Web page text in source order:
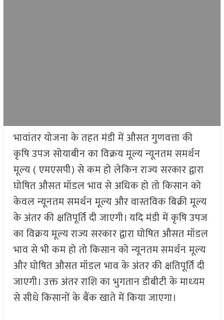
भावांतर योजना के तहत मंडी में औसत गुणवत्ता की
कृषि उपज सोयाबीन का विक्रय मूल्य न्यूनतम समर्थन
मूल्य ( एमएसपी) से कम हो लेकिन राज्य सरकार द्वारा
घोषित औसत मॉडल भाव से अधिक हो तो किसान को
केवल न्यूनतम समर्थन मूल्य और वास्तविक बिक्री मूल्य
के अंतर की क्षतिपूर्ति दी जाएगी। यदि मंडी में कृषि उपज
का विक्रय मूल्य राज्य सरकार द्वारा घोषित औसत मॉडल
भाव से भी कम हो तो किसान को न्यूनतम समर्थन मूल्य
और घोषित औसत मॉडल भाव के अंतर की क्षतिपूर्ति दी
जाएगी। उक्त अंतर राशि का भुगतान डीबीटी के माध्‍यम
से सीधे किसानों के बैंक खाते में किया जाएगा।